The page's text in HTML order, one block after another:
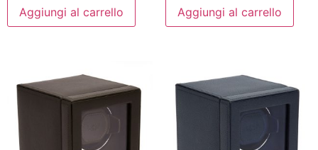
Aggiungi al carrello Aggiungi al carrello